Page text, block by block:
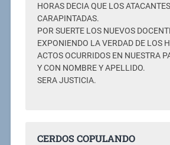
HORAS DECIA QUE LOS
CARAPINTADAS.
POR SUERTE LOS NUEVOS
EXPONIENDO LA VERDAD DE LOS
ACTOS OCURRIDOS EN NUESTRA
Y CON NOMBRE Y APELLIDO.
SERA JUSTICIA.
CERDOS COPULANDO